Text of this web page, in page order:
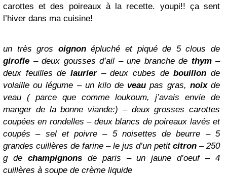
carottes et des poireaux à la recette. youpi!! ça sent
l’hiver dans ma cuisine!
un très gros oignonépluché et piqué de 5 clous de
girofle – deux gousses d’ail – une branche de thym–
deux feuilles de laurier– deux cubes debouillon de
volaille ou légume – un kilo de veau pas gras, noixde
veau ( parce que comme loukoum, j’avais envie de
manger de la bonne viande:) – deux grosses carottes
coupées en rondelles – deux blancs de poireaux lavés et
coupés – sel et poivre – 5 noisettes de beurre – 5
grandes cuillères de farine – le jus d’un petit citron – 250
g de champignonsde paris – un jaune d’oeuf – 4
cuillères à soupe de crème liquide